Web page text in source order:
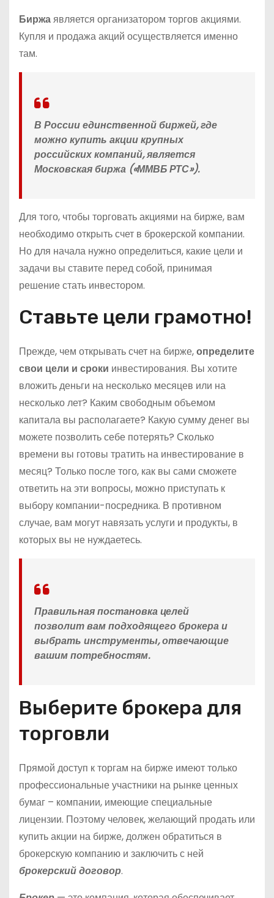
Биржаявляется организатором торгов акциями.
Купля и продажа акций осуществляется именно
там.
В России единственной биржей, где
можно купить акции крупных
российских компаний, является
Московская биржа («ММВБ РТС»).
Для того, чтобы торговать акциями на бирже, вам
необходимо открыть счет в брокерской компании.
Но для начала нужно определиться, какие цели и
задачи вы ставите перед собой, принимая
решение стать инвестором.
Ставьте цели грамотно!
Прежде, чем открывать счет на бирже,определите
свои цели и сроки инвестирования. Вы хотите
вложить деньги на несколько месяцев или на
несколько лет? Каким свободным объемом
капитала вы располагаете? Какую сумму денег вы
можете позволить себе потерять? Сколько
времени вы готовы тратить на инвестирование в
месяц? Только после того, как вы сами сможете
ответить на эти вопросы, можно приступать к
выбору компании-посредника. В противном
случае, вам могут навязать услуги и продукты, в
которых вы не нуждаетесь.
Правильная постановка целей
позволит вам подходящего брокера и
выбрать инструменты, отвечающие
вашим потребностям.
Выберите брокера для
торговли
Прямой доступ к торгам на бирже имеют только
профессиональные участники на рынке ценных
бумаг – компании, имеющие специальные
лицензии. Поэтому человек, желающий продать или
купить акции на бирже, должен обратиться в
брокерскую компанию и заключить с ней
брокерский договор.